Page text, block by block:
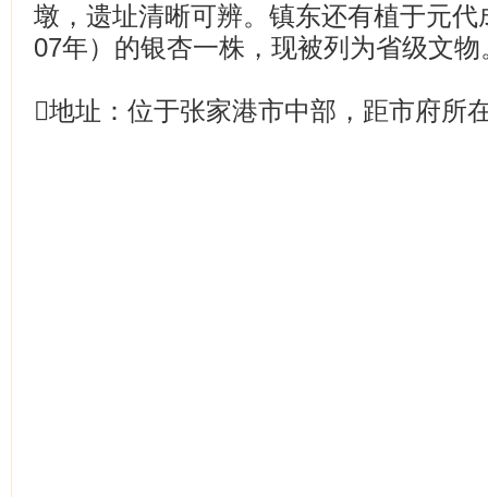
墩，遗址清晰可辨。镇东还有植于元
07年）的银杏一株，现被列为省级文物
地址：位于张家港市中部，距市府所